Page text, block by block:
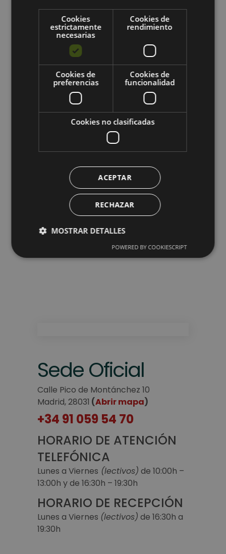
¿Te unes a
nosotros?
Disfruta de
nuestras
opciones de
asistencia.
Sede Oficial
Calle Pico de Montánchez 10
Madrid, 28031 (Abrir mapa)
+34 91 059 54 70
HORARIO DE ATENCIÓN
TELEFÓNICA
Lunes a Viernes (lectivos) de 10:00h –
13:00h y de 16:30h – 19:30h
HORARIO DE RECEPCIÓN
Lunes a Viernes (lectivos) de 16:30h a
19:30h
Cookies
estrictamente
necesarias
Cookies de
rendimiento
Cookies de
preferencias
Cookies de
funcionalidad
Cookies no clasificadas
ACEPTAR
RECHAZAR
MOSTRAR DETALLES
POWERED BY COOKIESCRIPT